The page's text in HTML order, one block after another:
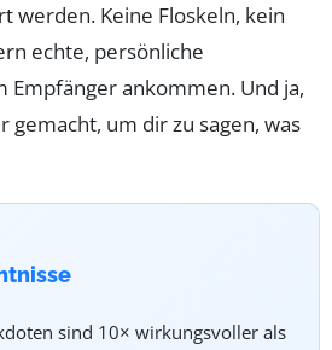
werden. Keine Floskeln, kein
echte, persönliche
Empfänger ankommen. Und ja,
gemacht, um dir zu sagen, was
sind 10× wirkungsvoller als